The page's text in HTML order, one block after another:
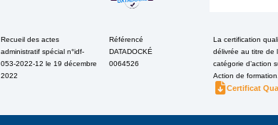
Recueil des actes
administratif spécial n°idf-
053-2022-12 le 19 décembre
2022
Référencé
DATADOCKÉ
0064526
La certification
délivrée au titre de
catégorie d’action
Action de formation.
Certificat